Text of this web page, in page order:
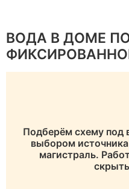
ВОДА В ДОМЕ
Подберём схему
выбором
магистраль.